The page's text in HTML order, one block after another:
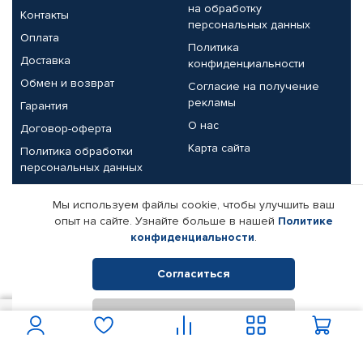
Контакты
Оплата
Доставка
Обмен и возврат
Гарантия
Договор-оферта
Политика обработки
персональных данных
на обработку
персональных данных
Политика
конфиденциальности
Согласие на получение
рекламы
О нас
Карта сайта
Партнерам
Корпоративным клиентам
Поставщикам
Реквизиты компании
© КАМАЗ ЦЕНТР ДОНЕЦК, 2015-2026. Все права защищены.
Интернет-магазин автомобильных товаров Автопрофи.
Мы используем файлы cookie, чтобы улучшить ваш
опыт на сайте. Узнайте больше в нашей Политике
конфиденциальности.
Согласиться
Отклонить
В корзину